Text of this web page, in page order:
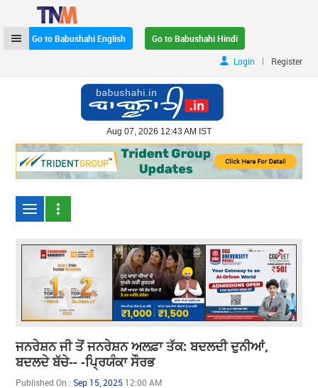
Go to Babushahi English
Go to Babushahi Hindi
Login
| Register
Aug 07, 2026 12:43 AM IST
ਜਨਰੇਸ਼ਨ ਜੀ ਤੋਂ ਜਨਰੇਸ਼ਨ ਅਲਫ਼ਾ ਤੱਕ: ਬਦਲਦੀ ਦੁਨੀਆਂ,
ਬਦਲਦੇ ਬੱਚੇ-- -ਪ੍ਰਿਯੰਕਾ ਸੌਰਭ
Published On :Sep 15, 2025 12:00 AM